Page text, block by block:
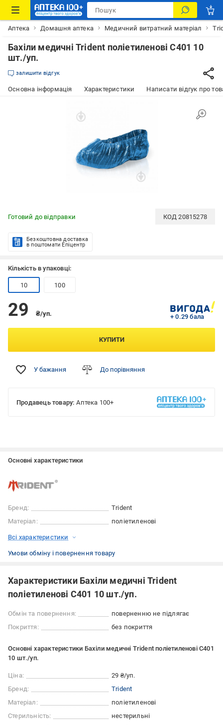
Аптека Домашня аптека Медичний витратний матеріал
Бахіли медичні Trident поліетиленові С401 10
шт./уп.
залишити відгук
Основна інформація Характеристики Написати відгук про
Готовий до відправки КОД20815278
Безкоштовна доставка
в поштомати Епіцентр
Кількість в упаковці:
10 100
29 ₴/уп. + 0.29 бала
КУПИТИ
У бажання До порівняння
Продавець товару: Аптека 100+
Основні характеристики
Бренд:
Trident
Матеріал:
поліетиленові
Всі характеристики
Умови обміну і повернення товару
Характеристики Бахіли медичні Trident
поліетиленові С401 10 шт./уп.
Обмін та повернення:
поверненню не підлягає
Покриття:
без покриття
Основні характеристики Бахіли медичні Trident поліетиленові С401
10 шт./уп.
Ціна:
29 ₴/уп.
Бренд:
Trident
Матеріал:
поліетиленові
Стерильність:
нестерильні